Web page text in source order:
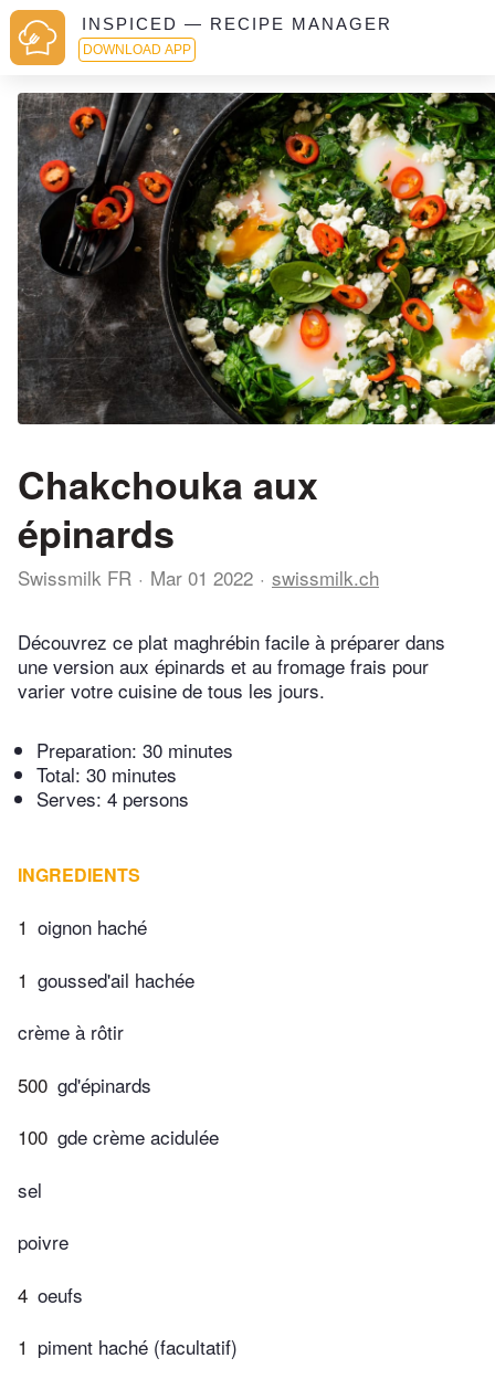
INSPICED — RECIPE MANAGER
DOWNLOAD APP
Chakchouka aux
épinards
Swissmilk FR Mar 01 2022 swissmilk.ch
Découvrez ce plat maghrébin facile à préparer dans
une version aux épinards et au fromage frais pour
varier votre cuisine de tous les jours.
Preparation: 30 minutes
Total: 30 minutes
Serves: 4 persons
INGREDIENTS
1 oignon haché
1 goussed'ail hachée
crème à rôtir
500 gd'épinards
100 gde crème acidulée
sel
poivre
4 oeufs
1 piment haché (facultatif)